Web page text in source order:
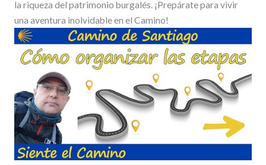
la riqueza del patrimonio burgalés. ¡Prepárate para vivir
una aventura inolvidable en el Camino!